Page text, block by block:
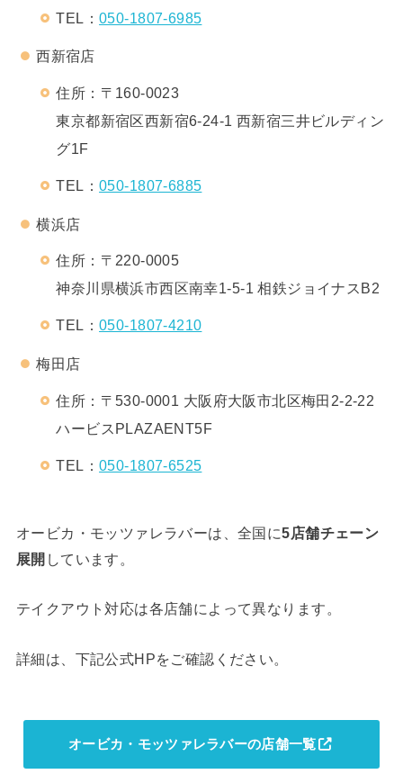
TEL：050-1807-6985
西新宿店
住所：〒160-0023
東京都新宿区西新宿6-24-1 西新宿三井ビルディン
グ1F
TEL：050-1807-6885
横浜店
住所：〒220-0005
神奈川県横浜市西区南幸1-5-1 相鉄ジョイナスB2
TEL：050-1807-4210
梅田店
住所：〒530-0001 大阪府大阪市北区梅田2-2-22
ハービスPLAZAENT5F
TEL：050-1807-6525
オービカ・モッツァレラバーは、全国に5店舗チェーン
展開 しています。
テイクアウト対応は各店舗によって異なります。
詳細は、下記公式HPをご確認ください。
オービカ・モッツァレラバーの店舗一覧